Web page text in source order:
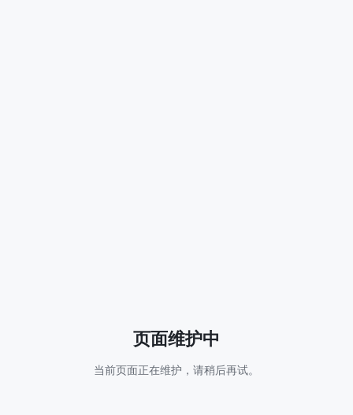
页面维护中
当前页面正在维护，请稍后再试。